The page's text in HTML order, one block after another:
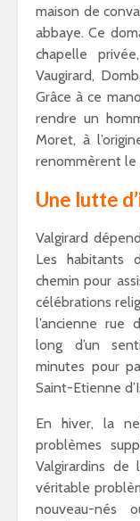
maison de
abbaye. Ce
chapelle
Vaugirard,
Grâce à ce
rendre un
Moret, à
renommèrent le
Une lutte
Valgirard
Les habitants
chemin pour
célébrations
l’ancienne rue
long d’un
minutes pour
Saint-Etienne
En hiver, la
problèmes
Valgirardins de
véritable
nouveau-nés